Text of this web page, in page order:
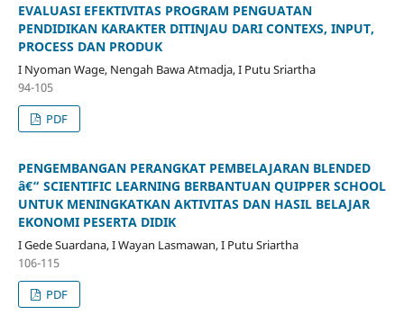
EVALUASI EFEKTIVITAS PROGRAM PENGUATAN
PENDIDIKAN KARAKTER DITINJAU DARI CONTEXS, INPUT,
PROCESS DAN PRODUK
I Nyoman Wage, Nengah Bawa Atmadja, I Putu Sriartha
94-105
PDF
PENGEMBANGAN PERANGKAT PEMBELAJARAN BLENDED
â€“ SCIENTIFIC LEARNING BERBANTUAN QUIPPER SCHOOL
UNTUK MENINGKATKAN AKTIVITAS DAN HASIL BELAJAR
EKONOMI PESERTA DIDIK
I Gede Suardana, I Wayan Lasmawan, I Putu Sriartha
106-115
PDF